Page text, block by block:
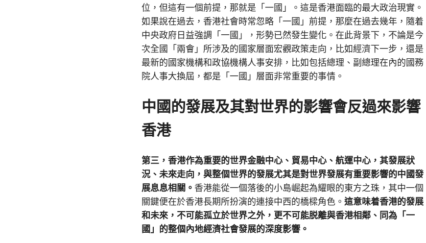
位，但這有一個前提，那就是「一國」。這是香港面臨的最大政治現實。
如果說在過去，香港社會時常忽略「一國」前提，那麼在過去幾年，隨着
中央政府日益強調「一國」，形勢已然發生變化。在此背景下，不論是今
次全國「兩會」所涉及的國家層面宏觀政策走向，比如經濟下一步，還是
最新的國家機構和政協機構人事安排，比如包括總理、副總理在內的國務
院人事大換屆，都是「一國」層面非常重要的事情。
中國的發展及其對世界的影響會反過來影響
香港
第三，香港作為重要的世界金融中心、貿易中心、航運中心，其發展狀
況、未來走向，與整個世界的發展尤其是對世界發展有重要影響的中國發
展息息相關。 香港能從一個落後的小島崛起為耀眼的東方之珠，其中一個
關鍵便在於香港長期所扮演的連接中西的橋樑角色。這意味着香港的發展
和未來，不可能孤立於世界之外，更不可能脱離與香港相鄰、同為「一
國」的整個內地經濟社會發展的深度影響。